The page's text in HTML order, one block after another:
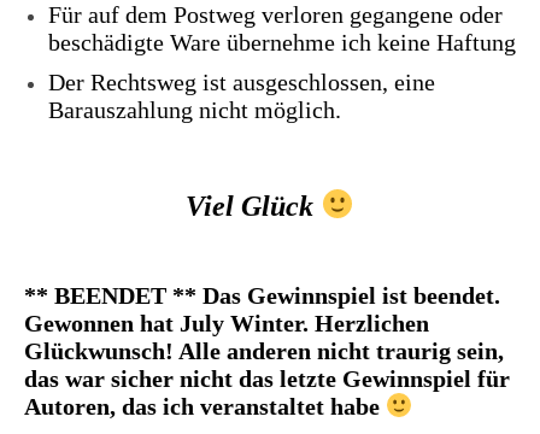
Für auf dem Postweg verloren gegangene oder
beschädigte Ware übernehme ich keine Haftung
Der Rechtsweg ist ausgeschlossen, eine
Barauszahlung nicht möglich.
Viel Glück
** BEENDET ** Das Gewinnspiel ist beendet.
Gewonnen hat July Winter. Herzlichen
Glückwunsch! Alle anderen nicht traurig sein,
das war sicher nicht das letzte Gewinnspiel für
Autoren, das ich veranstaltet habe